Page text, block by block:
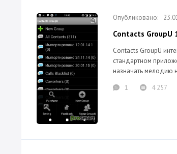
Contacts GroupU
Contacts GroupU
стандартном
назначать мелодию
1
4 257